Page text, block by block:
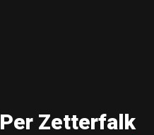
Per Zetterfalk